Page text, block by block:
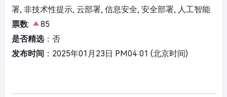
署, 非技术性提示, 云部署, 信息安全, 安全部署, 人工智能
票数:
85
是否精选：否
发布时间 ：2025年01月23日 PM04:01 (北京时间)